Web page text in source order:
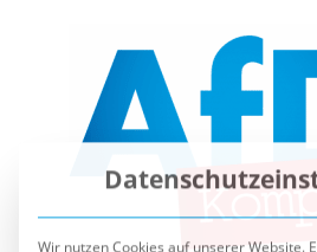
Wir nutzen Cookies auf unserer Website.
essenziell, während andere uns helfen,
Wenn Sie unter 16 Jahre alt sind und Ihre
Diensten geben möchten, müssen Sie